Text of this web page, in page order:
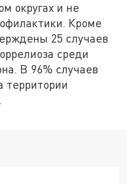
округах и не
Кроме
25 случаев
среди
В 96% случаев
территории